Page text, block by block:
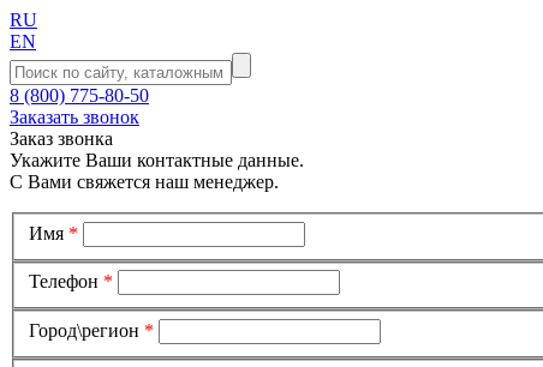
RU
EN
8 (800) 775-80-50
Заказать звонок
Заказ звонка
Укажите Ваши контактные данные.
С Вами свяжется наш менеджер.
Имя *
Телефон *
Город\регион *